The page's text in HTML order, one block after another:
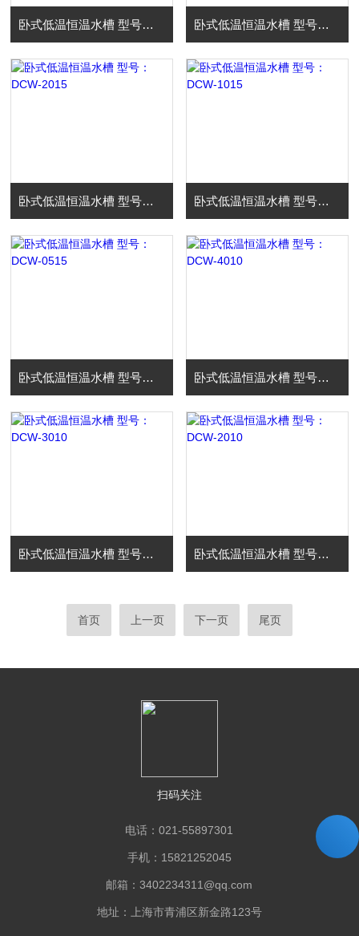
卧式低温恒温水槽 型号：DCW-4015 卧式低温恒温水槽 型号：DCW-3015
卧式低温恒温水槽 型号：DCW-2015 卧式低温恒温水槽 型号：DCW-1015
卧式低温恒温水槽 型号：DCW-0515 卧式低温恒温水槽 型号：DCW-4010
卧式低温恒温水槽 型号：DCW-3010 卧式低温恒温水槽 型号：DCW-2010
首页 上一页 下一页 尾页
扫码关注
电话：021-55897301
手机：15821252045
邮箱：3402234311@qq.com
地址：上海市青浦区新金路123号